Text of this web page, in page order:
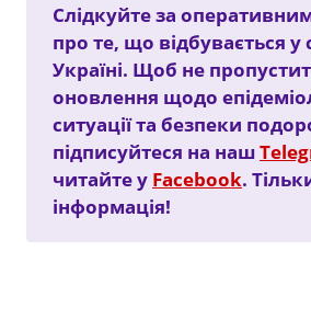
Слідкуйте за
про те, що відбувається у
Україні. Щоб не
оновлення щодо
ситуації та безпеки
підписуйтеся на наш
читайте у Facebook.
інформація!